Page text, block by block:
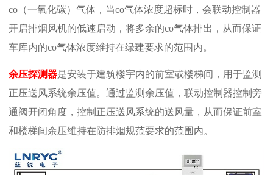
co（一氧化碳）气体，当co气体浓度超标时，会联动控制器
开启排烟风机的低速启动，将多余的co气体排出，从而保证
车库内的co气体浓度维持在绿建要求的范围内。
余压探测器是安装于建筑楼宇内的前室或楼梯间，用于监测
正压送风系统余压值。通过监测余压值，联动控制器控制旁
通阀开闭角度，控制正压送风系统的送风量，从而保证前室
和楼梯间余压维持在防排烟规范要求的范围内。